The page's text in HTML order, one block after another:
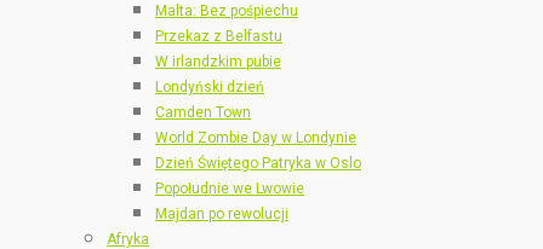
Malta: Bez pośpiechu
Przekaz z Belfastu
W irlandzkim pubie
Londyński dzień
Camden Town
World Zombie Day w Londynie
Dzień Świętego Patryka w Oslo
Popołudnie we Lwowie
Majdan po rewolucji
Afryka